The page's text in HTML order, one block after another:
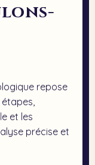
repose
et les
précise et